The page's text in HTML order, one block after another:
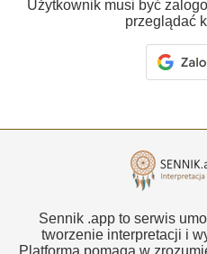
Użytkownik musi być
przeglądać
Sennik .app to serwis
tworzenie interpretacji i
Platforma pomaga w